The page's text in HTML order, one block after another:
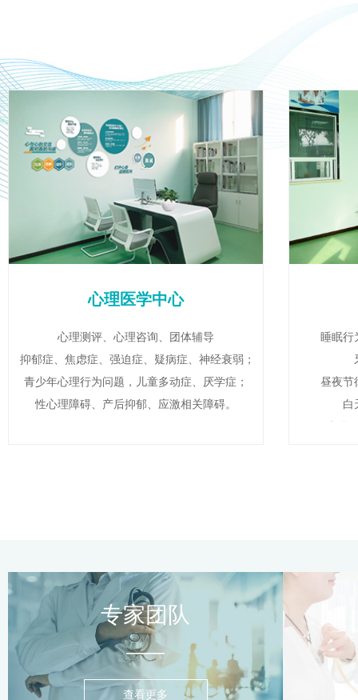
心理医学中心
心理测评、心理咨询、团体辅导
抑郁症、焦虑症、强迫症、疑病症、神经衰弱；
青少年心理行为问题，儿童多动症、厌学症；
性心理障碍、产后抑郁、应激相关障碍。
睡眠行
昼夜节
白
查看更多
专家团队
——